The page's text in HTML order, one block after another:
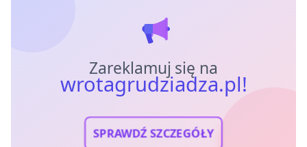
Zareklamuj się na
wrotagrudziadza.pl!
SPRAWDŹ SZCZEGÓŁY